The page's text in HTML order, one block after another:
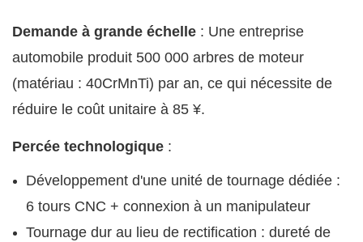
Demande à grande échelle : Une entreprise
automobile produit 500 000 arbres de moteur
(matériau : 40CrMnTi) par an, ce qui nécessite de
réduire le coût unitaire à 85 ¥.
Percée technologique :
Développement d'une unité de tournage dédiée :
6 tours CNC + connexion à un manipulateur
Tournage dur au lieu de rectification : dureté de